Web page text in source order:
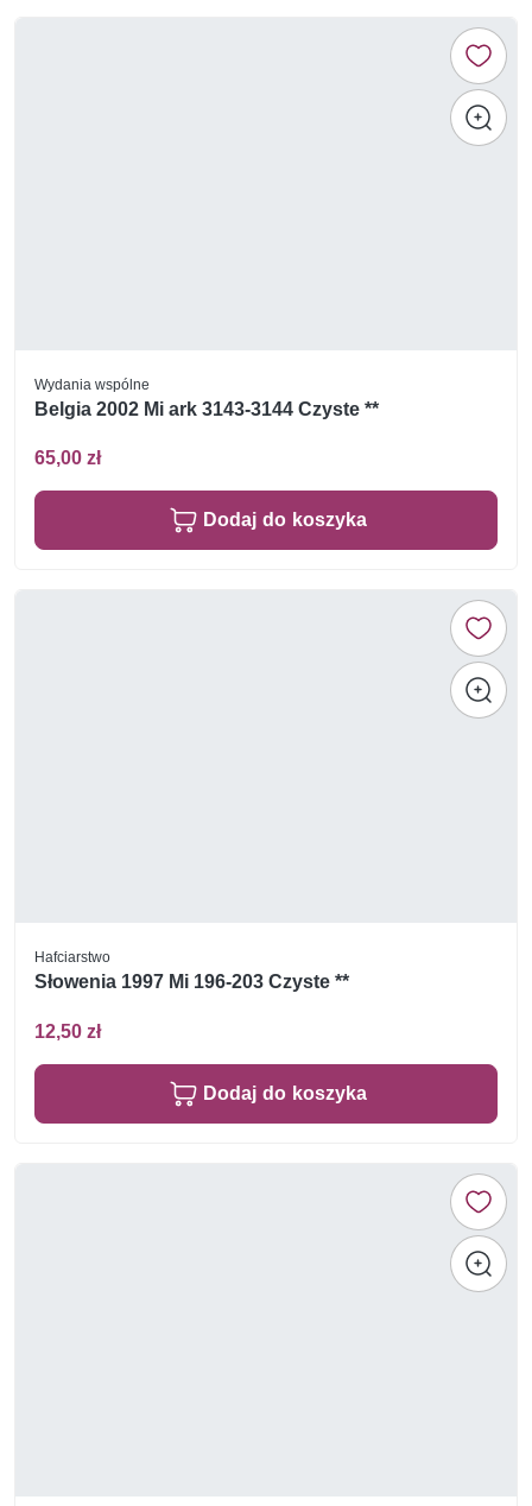
Wydania wspólne
Belgia 2002 Mi ark 3143-3144 Czyste **
65,00 zł
Dodaj do koszyka
Hafciarstwo
Słowenia 1997 Mi 196-203 Czyste **
12,50 zł
Dodaj do koszyka